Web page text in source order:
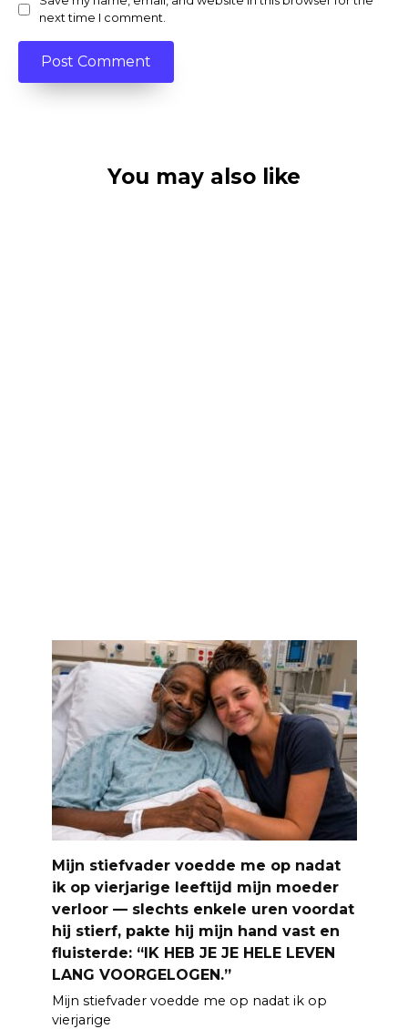
next time I comment.
You may also like
Mijn stiefvader voedde me op nadat
ik op vierjarige leeftijd mijn moeder
verloor — slechts enkele uren voordat
hij stierf, pakte hij mijn hand vast en
fluisterde: “IK HEB JE JE HELE LEVEN
LANG VOORGELOGEN.”
Mijn stiefvader voedde me op nadat ik op
vierjarige